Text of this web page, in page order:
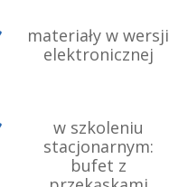
materiały w wersji
elektronicznej
w szkoleniu
stacjonarnym:
bufet z